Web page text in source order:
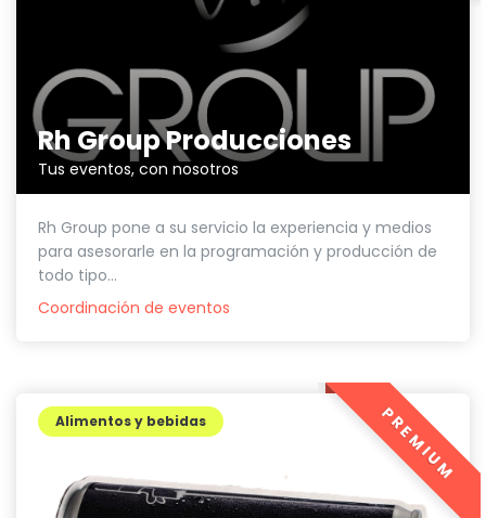
Rh Group Producciones
Tus eventos, con nosotros
Rh Group pone a su servicio la experiencia y medios
para asesorarle en la programación y producción de
todo tipo...
Coordinación de eventos
Alimentos y bebidas PREMIUM